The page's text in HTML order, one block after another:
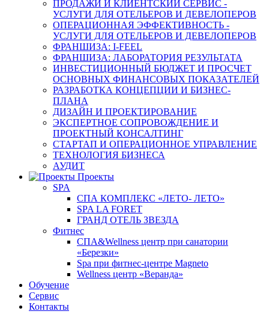
ПРОДАЖИ И КЛИЕНТСКИЙ СЕРВИС -
УСЛУГИ ДЛЯ ОТЕЛЬЕРОВ И ДЕВЕЛОПЕРОВ
ОПЕРАЦИОННАЯ ЭФФЕКТИВНОСТЬ -
УСЛУГИ ДЛЯ ОТЕЛЬЕРОВ И ДЕВЕЛОПЕРОВ
ФРАНШИЗА: I-FEEL
ФРАНШИЗА: ЛАБОРАТОРИЯ РЕЗУЛЬТАТА
ИНВЕСТИЦИОННЫЙ БЮДЖЕТ И ПРОСЧЕТ
ОСНОВНЫХ ФИНАНСОВЫХ ПОКАЗАТЕЛЕЙ
РАЗРАБОТКА КОНЦЕПЦИИ И БИЗНЕС-
ПЛАНА
ДИЗАЙН И ПРОЕКТИРОВАНИЕ
ЭКСПЕРТНОЕ СОПРОВОЖДЕНИЕ И
ПРОЕКТНЫЙ КОНСАЛТИНГ
СТАРТАП И ОПЕРАЦИОННОЕ УПРАВЛЕНИЕ
ТЕХНОЛОГИЯ БИЗНЕСА
АУДИТ
Проекты
SPA
СПА КОМПЛЕКС «ЛЕТО- ЛЕТО»
SPA LA FORET
ГРАНД ОТЕЛЬ ЗВЕЗДА
Фитнес
СПА&Wellness центр при санатории
«Березки»
Spa при фитнес-центре Magneto
Wellness центр «Веранда»
Обучение
Сервис
Контакты